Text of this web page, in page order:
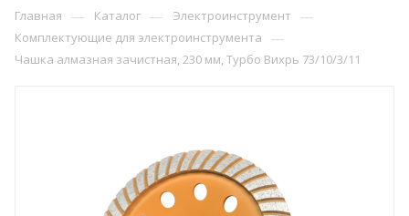
Главная — Каталог — Электроинструмент —
Комплектующие для электроинструмента —
Чашка алмазная зачистная, 230 мм, Турбо Вихрь 73/10/3/11